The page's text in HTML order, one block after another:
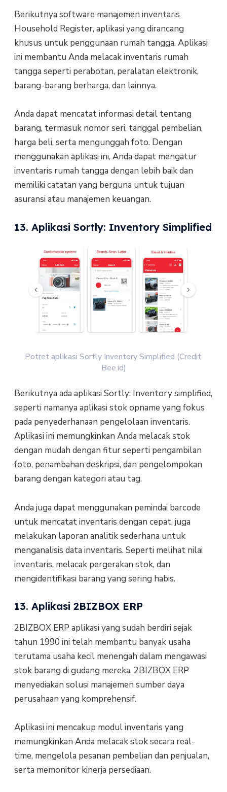
Berikutnya software manajemen inventaris
Household Register, aplikasi yang dirancang
khusus untuk penggunaan rumah tangga. Aplikasi
ini membantu Anda melacak inventaris rumah
tangga seperti perabotan, peralatan elektronik,
barang-barang berharga, dan lainnya.
Anda dapat mencatat informasi detail tentang
barang, termasuk nomor seri, tanggal pembelian,
harga beli, serta mengunggah foto. Dengan
menggunakan aplikasi ini, Anda dapat mengatur
inventaris rumah tangga dengan lebih baik dan
memiliki catatan yang berguna untuk tujuan
asuransi atau manajemen keuangan.
13. Aplikasi Sortly: Inventory Simplified
Potret aplikasi Sortly Inventory Simplified (Credit:
Bee.id)
Berikutnya ada aplikasi Sortly: Inventory simplified,
seperti namanya aplikasi stok opname yang fokus
pada penyederhanaan pengelolaan inventaris.
Aplikasi ini memungkinkan Anda melacak stok
dengan mudah dengan fitur seperti pengambilan
foto, penambahan deskripsi, dan pengelompokan
barang dengan kategori atau tag.
Anda juga dapat menggunakan pemindai barcode
untuk mencatat inventaris dengan cepat, juga
melakukan laporan analitik sederhana untuk
menganalisis data inventaris. Seperti melihat nilai
inventaris, melacak pergerakan stok, dan
mengidentifikasi barang yang sering habis.
13. Aplikasi 2BIZBOX ERP
2BIZBOX ERP aplikasi yang sudah berdiri sejak
tahun 1990 ini telah membantu banyak usaha
terutama usaha kecil menengah dalam mengawasi
stok barang di gudang mereka. 2BIZBOX ERP
menyediakan solusi manajemen sumber daya
perusahaan yang komprehensif.
Aplikasi ini mencakup modul inventaris yang
memungkinkan Anda melacak stok secara real-
time, mengelola pesanan pembelian dan penjualan,
serta memonitor kinerja persediaan.